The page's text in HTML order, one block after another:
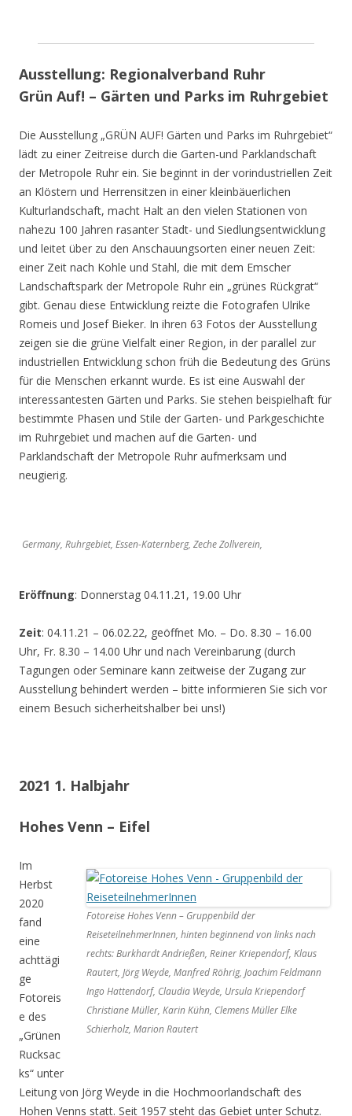
Ausstellung: Regionalverband Ruhr
Grün Auf! – Gärten und Parks im Ruhrgebiet
Die Ausstellung „GRÜN AUF! Gärten und Parks im Ruhrgebiet“
lädt zu einer Zeitreise durch die Garten-und Parklandschaft
der Metropole Ruhr ein. Sie beginnt in der vorindustriellen Zeit
an Klöstern und Herrensitzen in einer kleinbäuerlichen
Kulturlandschaft, macht Halt an den vielen Stationen von
nahezu 100 Jahren rasanter Stadt- und Siedlungsentwicklung
und leitet über zu den Anschauungsorten einer neuen Zeit:
einer Zeit nach Kohle und Stahl, die mit dem Emscher
Landschaftspark der Metropole Ruhr ein „grünes Rückgrat“
gibt. Genau diese Entwicklung reizte die Fotografen Ulrike
Romeis und Josef Bieker. In ihren 63 Fotos der Ausstellung
zeigen sie die grüne Vielfalt einer Region, in der parallel zur
industriellen Entwicklung schon früh die Bedeutung des Grüns
für die Menschen erkannt wurde. Es ist eine Auswahl der
interessantesten Gärten und Parks. Sie stehen beispielhaft für
bestimmte Phasen und Stile der Garten- und Parkgeschichte
im Ruhrgebiet und machen auf die Garten- und
Parklandschaft der Metropole Ruhr aufmerksam und
neugierig.
Germany, Ruhrgebiet, Essen-Katernberg, Zeche Zollverein,
Eröffnung: Donnerstag 04.11.21, 19.00 Uhr
Zeit: 04.11.21 – 06.02.22, geöffnet Mo. – Do. 8.30 – 16.00
Uhr, Fr. 8.30 – 14.00 Uhr und nach Vereinbarung (durch
Tagungen oder Seminare kann zeitweise der Zugang zur
Ausstellung behindert werden – bitte informieren Sie sich vor
einem Besuch sicherheitshalber bei uns!)
2021 1. Halbjahr
Hohes Venn – Eifel
Fotoreise Hohes Venn – Gruppenbild der
ReiseteilnehmerInnen, hinten beginnend von links nach
rechts: Burkhardt Andrießen, Reiner Kriependorf, Klaus
Rautert, Jörg Weyde, Manfred Röhrig, Joachim Feldmann
Ingo Hattendorf, Claudia Weyde, Ursula Kriependorf
Christiane Müller, Karin Kühn, Clemens Müller Elke
Schierholz, Marion Rautert
Im
Herbst
2020
fand
eine
achttägi
ge
Fotoreis
e des
„Grünen
Rucksac
ks“ unter
Leitung von Jörg Weyde in die Hochmoorlandschaft des
Hohen Venns statt. Seit 1957 steht das Gebiet unter Schutz.